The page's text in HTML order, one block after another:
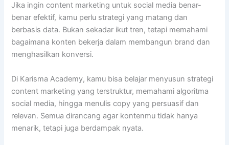
Jika ingin content marketing untuk social media benar-
benar efektif, kamu perlu strategi yang matang dan
berbasis data. Bukan sekadar ikut tren, tetapi memahami
bagaimana konten bekerja dalam membangun brand dan
menghasilkan konversi.
Di Karisma Academy, kamu bisa belajar menyusun strategi
content marketing yang terstruktur, memahami algoritma
social media, hingga menulis copy yang persuasif dan
relevan. Semua dirancang agar kontenmu tidak hanya
menarik, tetapi juga berdampak nyata.